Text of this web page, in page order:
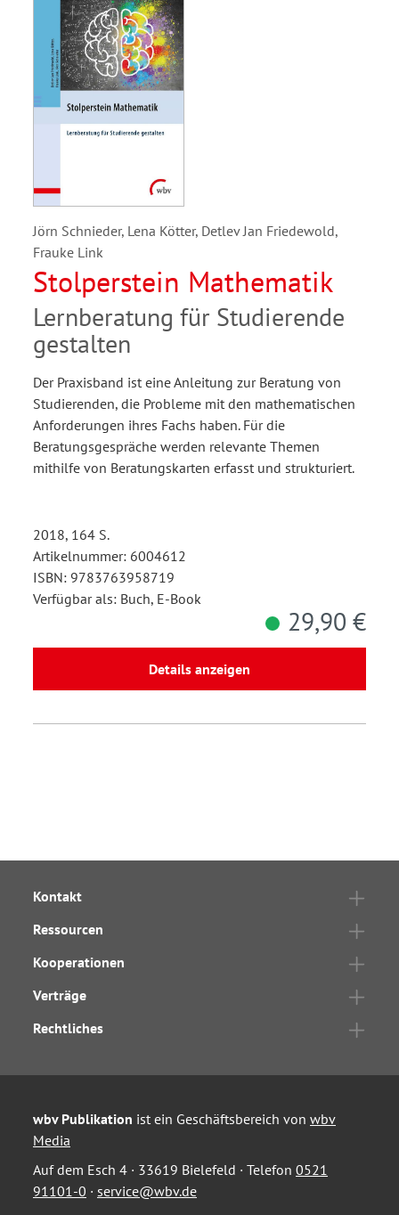
Jörn Schnieder, Lena Kötter, Detlev Jan Friedewold,
Frauke Link
Stolperstein Mathematik
Lernberatung für Studierende
gestalten
Der Praxisband ist eine Anleitung zur Beratung von
Studierenden, die Probleme mit den mathematischen
Anforderungen ihres Fachs haben. Für die
Beratungsgespräche werden relevante Themen
mithilfe von Beratungskarten erfasst und strukturiert.
2018, 164 S.
Artikelnummer: 6004612
ISBN: 9783763958719
Verfügbar als: Buch, E-Book
29,90 €
Details anzeigen
Kontakt
Ressourcen
Kooperationen
Verträge
Rechtliches
wbv Publikation ist ein Geschäftsbereich von wbv
Media
Auf dem Esch 4 · 33619 Bielefeld · Telefon 0521
91101-0 · service@wbv.de